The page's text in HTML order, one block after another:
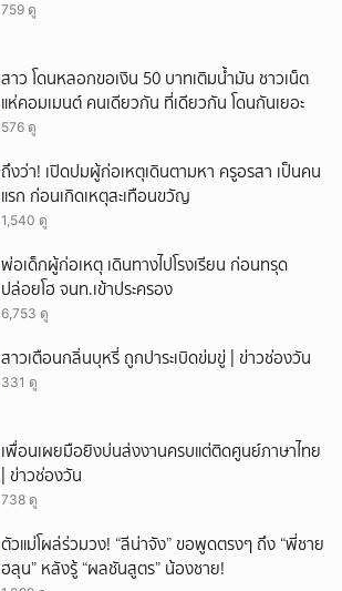
759 ดู
สาว โดนหลอกขอเงิน 50 บาทเติมน้ำมัน ชาวเน็ต
แห่คอมเมนต์ คนเดียวกัน ที่เดียวกัน โดนกันเยอะ
576 ดู
ถึงว่า! เปิดปมผู้ก่อเหตุเดินตามหา ครูอรสา เป็นคน
แรก ก่อนเกิดเหตุสะเทือนขวัญ
1,540 ดู
พ่อเด็กผู้ก่อเหตุ เดินทางไปโรงเรียน ก่อนทรุด
ปล่อยโฮ จนท.เข้าประครอง
6,753 ดู
สาวเตือนกลิ่นบุหรี่ ถูกปาระเบิดข่มขู่ | ข่าวช่องวัน
331 ดู
เพื่อนเผยมือยิงบ่นส่งงานครบแต่ติดศูนย์ภาษาไทย
| ข่าวช่องวัน
738 ดู
ตัวแม่โผล่ร่วมวง! “ลีน่าจัง” ขอพูดตรงๆ ถึง “พี่ชาย
ฮลุน” หลังรู้ “ผลชันสูตร” น้องชาย!